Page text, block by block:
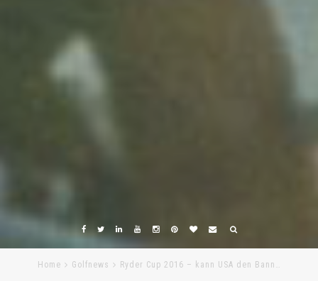
Home Golfnews Ryder Cup 2016 – kann USA den Bann…